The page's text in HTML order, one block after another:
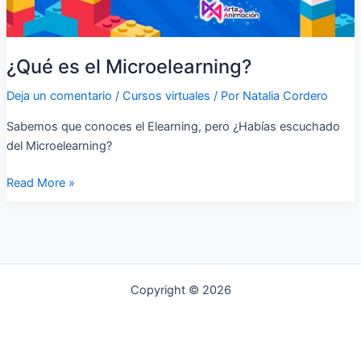
¿Qué es el Microelearning?
Deja un comentario / Cursos virtuales / Por Natalia Cordero
Sabemos que conoces el Elearning, pero ¿Habías escuchado
del Microelearning?
Read More »
Copyright © 2026